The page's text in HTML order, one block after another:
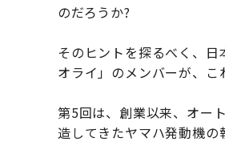
のだろうか?
そのヒントを探るべく、
オライ」のメンバーが、こ
第5回は、創業以来、オー
造してきたヤマハ発動機の